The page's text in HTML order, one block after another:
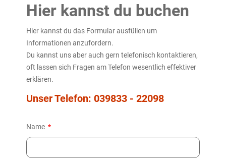
Hier kannst du buchen
Hier kannst du das Formular ausfüllen um
Informationen anzufordern.
Du kannst uns aber auch gern telefonisch kontaktieren,
oft lassen sich Fragen am Telefon wesentlich effektiver
erklären.
Unser Telefon: 039833 - 22098
Name